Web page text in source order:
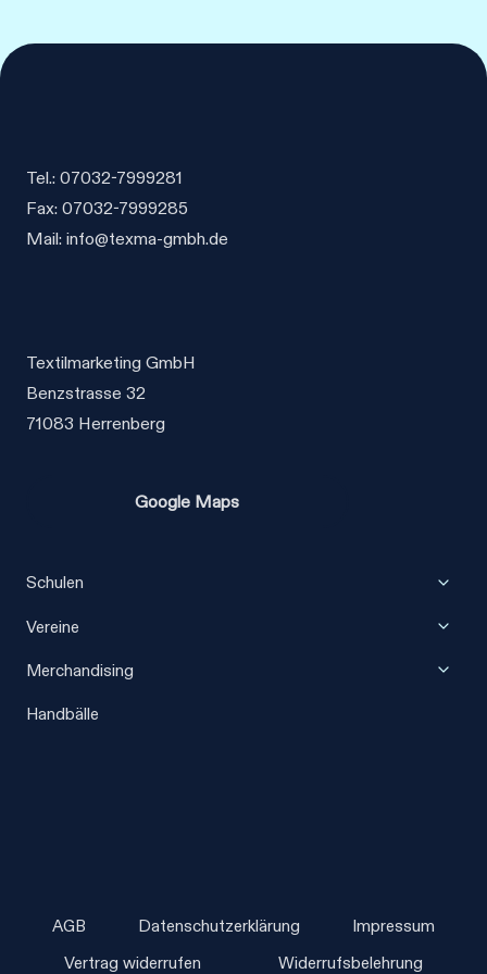
Die
werden
auf.
Tel.: 07032-7999281
Fax: 07032-7999285
Mail: info@texma-gmbh.de
Textilmarketing GmbH
Benzstrasse 32
71083 Herrenberg
Google Maps
Schulen
Vereine
Merchandising
Handbälle
AGB Datenschutzerklärung
Impressum
Vertrag widerrufen
Widerrufsbelehrung